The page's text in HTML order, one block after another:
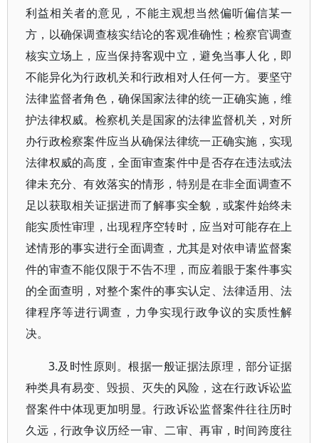
利益相关者的意见，不能主观想当然偏听偏信某一
方，以确保调查核实结论的客观准确性；检察官调查
核实立场上，应当保持客观中立，避免当事人化，即
不能异化为行政机关和行政相对人任何一方。要坚守
法律监督者角色，确保国家法律的统一正确实施，维
护法律权威。检察机关是国家的法律监督机关，对所
办行政检察案件应当从确保法律统一正确实施，实现
法律权威的高度，全面审查案件中是否存在违法或法
律未充分、有效落实的情形，特别是在非全面调查不
足以获取相关证据进而了解事实全貌，或案件始终未
能实质性审理，出现程序空转时，应当对可能存在上
述情形的事实进行全面调查，尤其是对依申请监督案
件的审查不能仅限于不告不理，而应着眼于案件事实
的全面查明，对整个案件的事实认定、法律适用、法
律程序等进行调查，力争实现行政争议的实质性解
决。
3.及时性原则。根据一般证据法原理，部分证据
种类具有易变、毁损、灭失的风险，这在行政诉讼监
督案件中体现更加明显。行政诉讼监督案件往往历时
久远，行政争议历经一审、二审、再审，时间跨度往